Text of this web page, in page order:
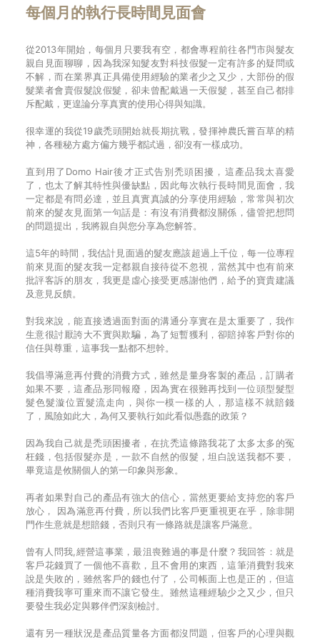
每個月的執行長時間見面會
從2013年開始，每個月只要我有空，都會專程前往各門市與髮友
親自見面聊聊，因為我深知髮友對科技假髮一定有許多的疑問或
不解，而在業界真正具備使用經驗的業者少之又少，大部份的假
髮業者會賣假髮說假髮，卻未曾配戴過一天假髮，甚至自己都排
斥配戴，更遑論分享真實的使用心得與知識。
很幸運的我從19歲禿頭開始就長期抗戰，發揮神農氏嘗百草的精
神，各種秘方處方偏方幾乎都試過，卻沒有一樣成功。
直到用了Domo Hair後才正式告別禿頭困擾，這產品我太喜愛
了，也太了解其特性與優缺點，因此每次執行長時間見面會，我
一定都是有問必達，並且真實真誠的分享使用經驗，常常與初次
前來的髮友見面第一句話是：有沒有消費都沒關係，儘管把想問
的問題提出，我將親自與您分享為您解答。
這5年的時間，我估計見面過的髮友應該超過上千位，每一位專程
前來見面的髮友我一定都親自接待從不忽視，當然其中也有前來
批評客訴的朋友，我更是虛心接受更感謝他們，給予的寶貴建議
及意見反饋。
對我來說，能直接透過面對面的溝通分享實在是太重要了，我作
生意很討厭誇大不實與欺騙，為了短暫獲利，卻賠掉客戶對你的
信任與尊重，這事我一點都不想幹。
我倡導滿意再付費的消費方式，雖然是量身客製的產品，訂購者
如果不要，這產品形同報廢，因為實在很難再找到一位頭型髮型
髮色髮漩位置髮流走向，與你一模一樣的人，那這樣不就賠錢
了，風險如此大，為何又要執行如此看似愚蠢的政策？
因為我自己就是禿頭困擾者，在抗禿這條路我花了太多太多的冤
枉錢，包括假髮亦是，一款不自然的假髮，坦白說送我都不要，
畢竟這是攸關個人的第一印象與形象。
再者如果對自己的產品有強大的信心，當然更要給支持您的客戶
放心， 因為滿意再付費，所以我們比客戶更重視更在乎，除非開
門作生意就是想賠錢，否則只有一條路就是讓客戶滿意。
曾有人問我,經營這事業，最沮喪難過的事是什麼？我回答：就是
客戶花錢買了一個他不喜歡，且不會用的東西，這筆消費對我來
說是失敗的，雖然客戶的錢也付了，公司帳面上也是正的，但這
種消費我寧可重來而不讓它發生。雖然這種經驗少之又少，但只
要發生我必定與夥伴們深刻檢討。
還有另一種狀況是產品質量各方面都沒問題，但客戶的心理與觀